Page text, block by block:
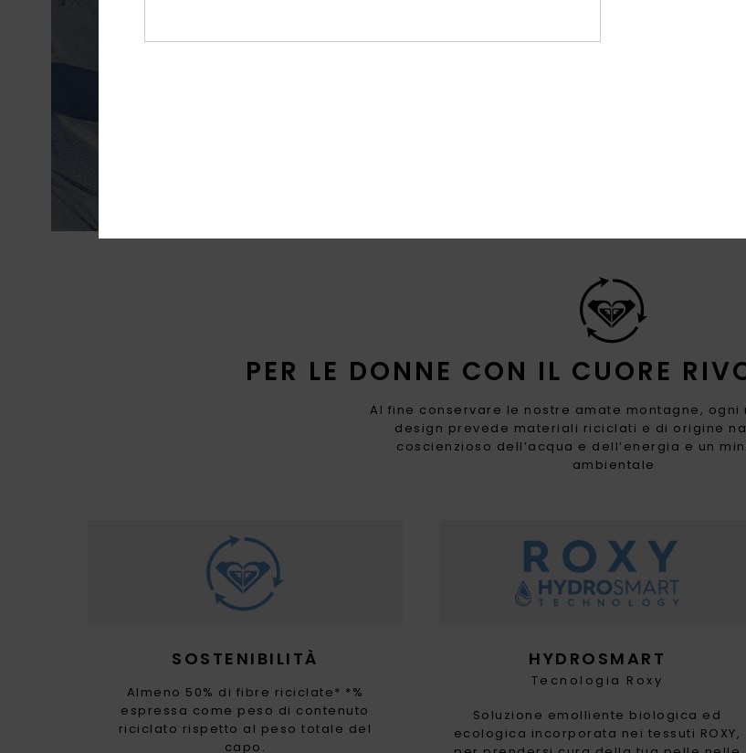
PER LE DONNE CON IL CUORE
Al fine conservare le nostre amate montagne, ogni
design prevede materiali riciclati e di origine
coscienzioso dell’acqua e dell’energia e un
ambientale
SOSTENIBILITÀ
Almeno 50% di fibre riciclate* *%
espressa come peso di contenuto
riciclato rispetto al peso totale del
capo.
HYDROSMART
Tecnologia Roxy
Soluzione emolliente biologica ed
ecologica incorporata nei tessuti ROXY,